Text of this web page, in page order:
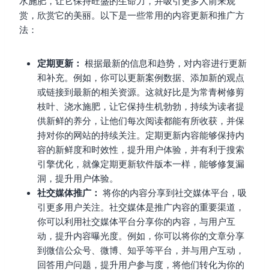
赏，欣赏它的美丽。以下是一些常用的内容更新和推广方
法：
定期更新： 根据最新的信息和趋势，对内容进行更新
和补充。例如，你可以更新案例数据、添加新的观点
或链接到最新的相关资源。这就好比是为常青树修剪
枝叶、浇水施肥，让它保持生机勃勃，持续为读者提
供新鲜的养分，让他们每次阅读都能有所收获，并保
持对你的网站的持续关注。定期更新内容能够保持内
容的新鲜度和时效性，提升用户体验，并有利于搜索
引擎优化，就像定期更新软件版本一样，能够修复漏
洞，提升用户体验。
社交媒体推广： 将你的内容分享到社交媒体平台，吸
引更多用户关注。社交媒体是推广内容的重要渠道，
你可以利用社交媒体平台分享你的内容，与用户互
动，提升内容曝光度。例如，你可以将你的文章分享
到微信公众号、微博、知乎等平台，并与用户互动，
回答用户问题，提升用户参与度，将他们转化为你的